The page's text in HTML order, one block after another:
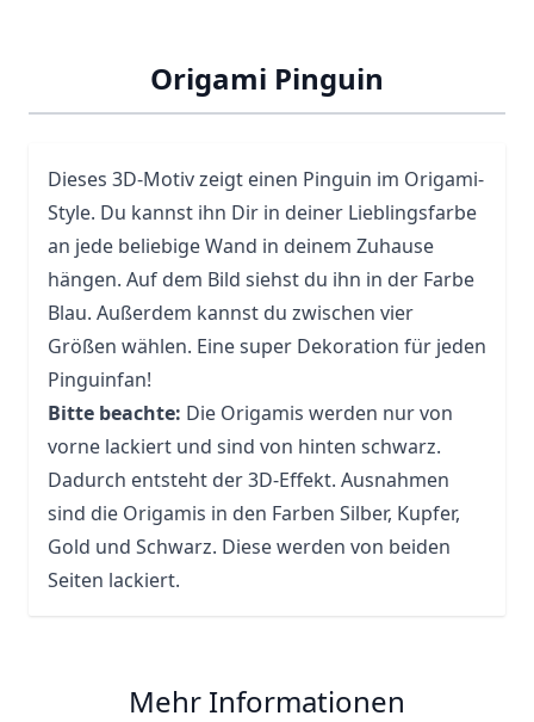
Origami Pinguin
Dieses 3D-Motiv zeigt einen Pinguin im Origami-
Style. Du kannst ihn Dir in deiner Lieblingsfarbe
an jede beliebige Wand in deinem Zuhause
hängen. Auf dem Bild siehst du ihn in der Farbe
Blau. Außerdem kannst du zwischen vier
Größen wählen. Eine super Dekoration für jeden
Pinguinfan!
Bitte beachte: Die Origamis werden nur von
vorne lackiert und sind von hinten schwarz.
Dadurch entsteht der 3D-Effekt. Ausnahmen
sind die Origamis in den Farben Silber, Kupfer,
Gold und Schwarz. Diese werden von beiden
Seiten lackiert.
Mehr Informationen